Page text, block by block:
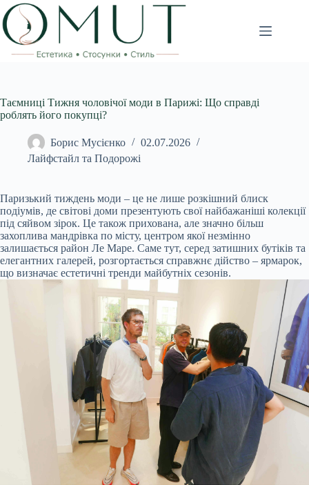
Перейти
до
вмісту
Таємниці Тижня чоловічої моди в Парижі: Що справді
роблять його покупці?
Борис Мусієнко
02.07.2026
Лайфстайл та Подорожі
Паризький тиждень моди – це не лише розкішний блиск
подіумів, де світові доми презентують свої найбажаніші колекції
під сяйвом зірок. Це також прихована, але значно більш
захоплива мандрівка по місту, центром якої незмінно
залишається район Ле Маре. Саме тут, серед затишних бутіків та
елегантних галерей, розгортається справжнє дійство – ярмарок,
що визначає естетичні тренди майбутніх сезонів.